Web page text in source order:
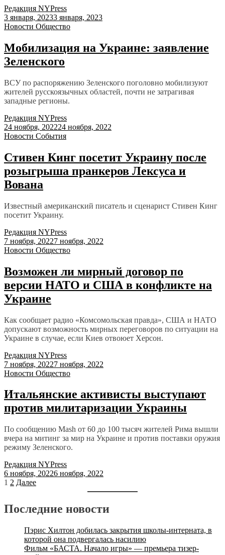
Редакция NYPress
3 января, 20233 января, 2023
Новости Общество
Мобилизация на Украине: заявление
Зеленского
ВСУ по распоряжению Зеленского поголовно мобилизуют
жителей русскоязычных областей, почти не затрагивая
западные регионы.
Редакция NYPress
24 ноября, 202224 ноября, 2022
Новости События
Стивен Кинг посетит Украину после
розыгрыша пранкеров Лексуса и
Вована
Известный американский писатель и сценарист Стивен Кинг
посетит Украину.
Редакция NYPress
7 ноября, 20227 ноября, 2022
Новости Общество
Возможен ли мирный договор по
версии НАТО и США в конфликте на
Украине
Как сообщает радио «Комсомольская правда», США и НАТО
допускают возможность мирных переговоров по ситуации на
Украине в случае, если Киев отвоюет Херсон.
Редакция NYPress
7 ноября, 20227 ноября, 2022
Новости Общество
Итальянские активисты выступают
против милитаризации Украины
По сообщению Mash от 60 до 100 тысяч жителей Рима вышли
вчера на митинг за мир на Украине и против поставки оружия
режиму Зеленского.
Редакция NYPress
6 ноября, 20226 ноября, 2022
Пагинация
1 2 Далее
Последние новости
Пэрис Хилтон добилась закрытия школы-интерната, в
которой она подвергалась насилию
Фильм «БАСТА. Начало игры» — премьера тизер-